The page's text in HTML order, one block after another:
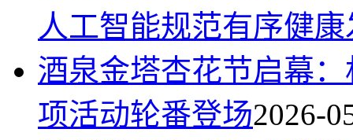
人工智能规范有序健
酒泉金塔杏花节启幕
项活动轮番登场2026-